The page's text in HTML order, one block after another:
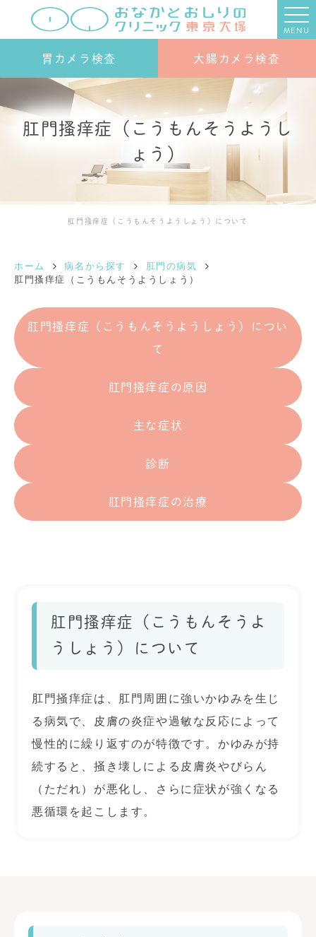
MENU
胃カメラ検査 大腸カメラ検査
肛門搔痒症（こうもんそうようし
ょう）
肛門掻痒症（こうもんそうようしょう）について
ホーム 病名から探す
肛門の病気
肛門搔痒症（こうもんそうようしょう）
肛門搔痒症（こうもんそうようしょう）につい
て
肛門搔痒症の原因
主な症状
診断
肛門搔痒症の治療
肛門搔痒症（こうもんそうよ
うしょう）について
肛門掻痒症は、肛門周囲に強いかゆみを生じ
る病気で、皮膚の炎症や過敏な反応によって
慢性的に繰り返すのが特徴です。かゆみが持
続すると、掻き壊しによる皮膚炎やびらん
（ただれ）が悪化し、さらに症状が強くなる
悪循環を起こします。